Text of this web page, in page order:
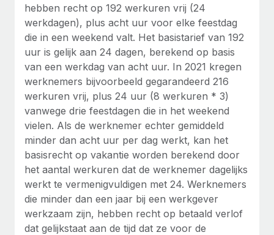
Compliance Watchtower
Blijf compliance-risico's voor
Apparaatbeheer
Lever en track wereldwijd IT-middelen
Entiteiten oprichten
Stel snel compliant entiteiten op
Mobiliteit en overplaatsing
Plaats werknemers moeiteloos over
Secundaire arbeidsvoorwaarden
Eenvoudig secundaire arbeidsvoorwaarden
beheren
BLOG
Global Payroll
EOR en PEO
Contractor Management
Belastingen
Naar de blog
BLOG
Productupdates van Remote: Gusto- en Xero-
integraties en Contractor Management Plus
hebben recht op 192 werkuren vrij (24
werkdagen), plus acht uur voor elke feestdag
die in een weekend valt. Het basistarief van 192
uur is gelijk aan 24 dagen, berekend op basis
van een werkdag van acht uur. In 2021 kregen
werknemers bijvoorbeeld gegarandeerd 216
werkuren vrij, plus 24 uur (8 werkuren * 3)
vanwege drie feestdagen die in het weekend
vielen. Als de werknemer echter gemiddeld
minder dan acht uur per dag werkt, kan het
basisrecht op vakantie worden berekend door
het aantal werkuren dat de werknemer dagelijks
werkt te vermenigvuldigen met 24. Werknemers
die minder dan een jaar bij een werkgever
werkzaam zijn, hebben recht op betaald verlof
dat gelijkstaat aan de tijd dat ze voor de